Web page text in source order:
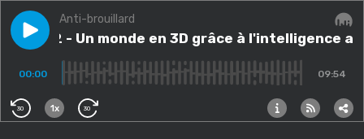
Play episodeFlash #2 - Un monde en 3D grâce à l'intelligence
Anti-brouillard
Flash #2 - Un monde en 3D grâce à l'intelligence
00:00 09:54
30 1x 30